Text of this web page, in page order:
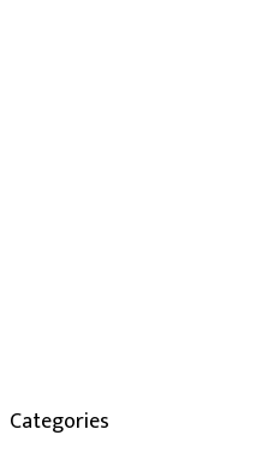
Categories